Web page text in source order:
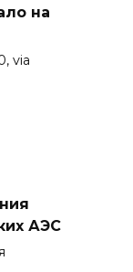
на
via
АЭС